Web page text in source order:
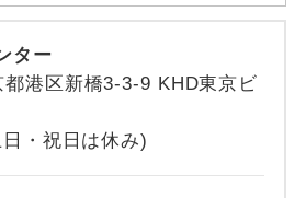
ター
港区新橋3-3-9 KHD東京ビ
・祝日は休み)